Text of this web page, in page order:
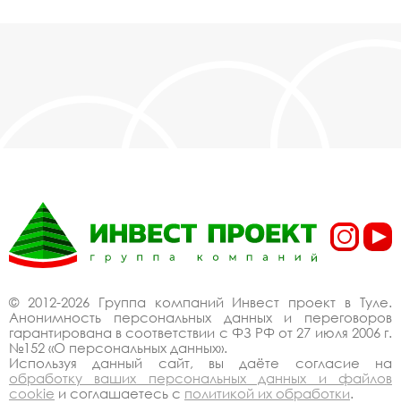
© 2012-2026 Группа компаний Инвест проект в Туле.
Анонимность персональных данных и переговоров
гарантирована в соответствии с ФЗ РФ от 27 июля 2006 г.
№152 «О персональных данных».
Используя данный сайт, вы даёте согласие на
обработку ваших персональных данных и файлов
cookie и соглашаетесь с политикой их обработки.